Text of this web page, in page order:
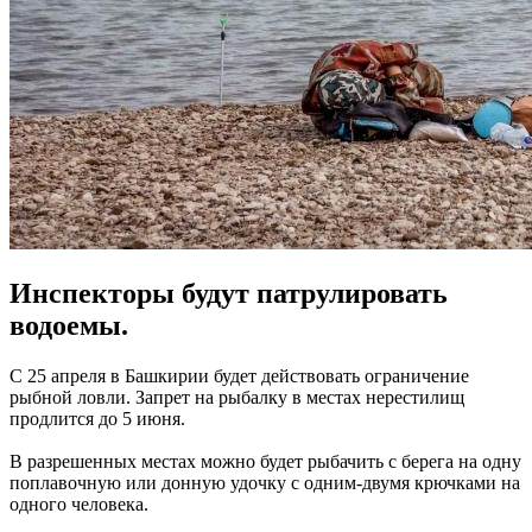
Инспекторы будут патрулировать
водоемы.
С 25 апреля в Башкирии будет действовать ограничение
рыбной ловли. Запрет на рыбалку в местах нерестилищ
продлится до 5 июня.
В разрешенных местах можно будет рыбачить с берега на одну
поплавочную или донную удочку с одним-двумя крючками на
одного человека.